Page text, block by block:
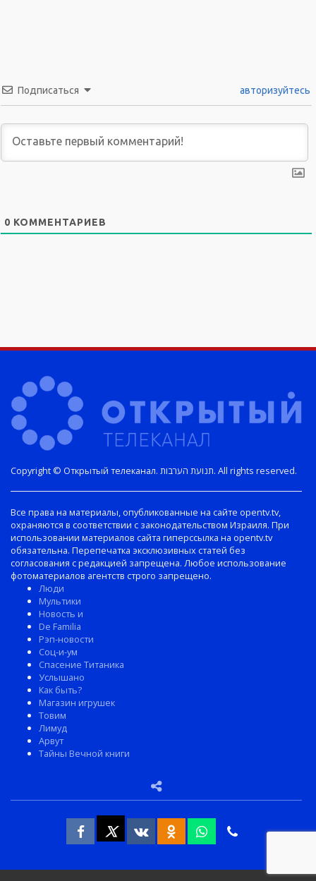
Подписаться авторизуйтесь
0 КОММЕНТАРИЕВ
Copyright © Открытый телеканал. תנועת הערבות. All rights reserved.
Все права на материалы, опубликованные на сайте opentv.tv,
охраняются в соответствии с законодательством Израиля. При
использовании материалов сайта гиперссылка на opentv.tv
обязательна. Перепечатка эксклюзивных статей без
согласования с редакцией запрещена. Любое использование
фотоматериалов агентств строго запрещено.
Люди
Мультики
Новость и
De Familia
Рэп-новости
Соц-и-ум
Спасение Титаника
Услышано
Как быть?
Магазин игрушек
Товим
Лимуд
Арвут
Тайны Вечной книги